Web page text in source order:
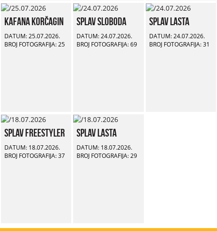
Kafana Korčagin
DATUM: 25.07.2026.
BROJ FOTOGRAFIJA: 25
Splav Sloboda
DATUM: 24.07.2026.
BROJ FOTOGRAFIJA: 69
Splav Lasta
DATUM: 24.07.2026.
BROJ FOTOGRAFIJA: 31
Splav Freestyler
DATUM: 18.07.2026.
BROJ FOTOGRAFIJA: 37
Splav Lasta
DATUM: 18.07.2026.
BROJ FOTOGRAFIJA: 29